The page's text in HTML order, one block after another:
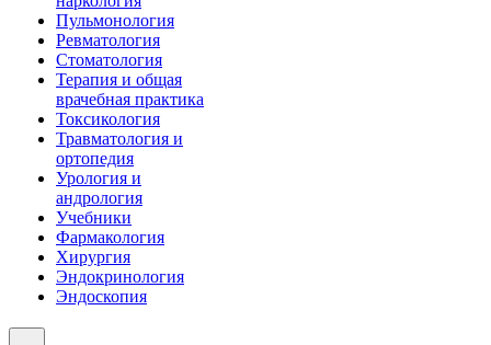
Пульмонология
Ревматология
Стоматология
Терапия и общая
врачебная практика
Токсикология
Травматология и
ортопедия
Урология и
андрология
Учебники
Фармакология
Хирургия
Эндокринология
Эндоскопия